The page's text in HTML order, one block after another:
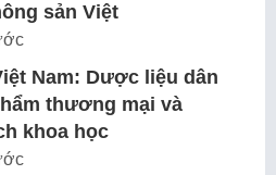
sản Việt
Nam: Dược liệu dân
thương mại và
khoa học